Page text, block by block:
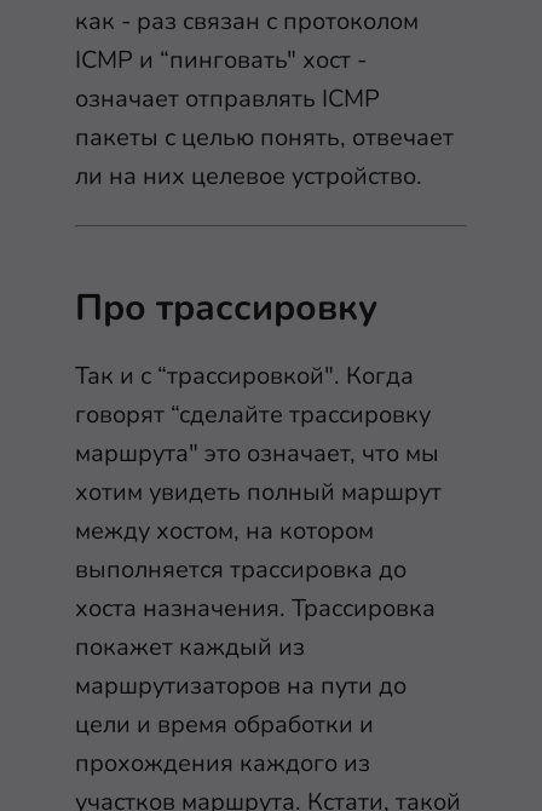
как - раз связан с протоколом
ICMP и “пинговать" хост -
означает отправлять ICMP
пакеты с целью понять, отвечает
ли на них целевое устройство.
Про трассировку
Так и с “трассировкой". Когда
говорят “сделайте трассировку
маршрута" это означает, что мы
хотим увидеть полный маршрут
между хостом, на котором
выполняется трассировка до
хоста назначения. Трассировка
покажет каждый из
маршрутизаторов на пути до
цели и время обработки и
прохождения каждого из
участков маршрута. Кстати, такой